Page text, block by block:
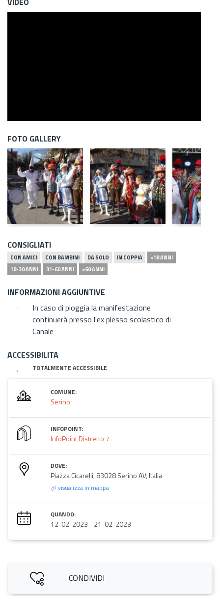
FOTO GALLERY
CONSIGLIATI
CON AMICI CON BAMBINI DA SOLO IN COPPIA
<18 ANNI
18-30 ANNI
31-60 ANNI >60 ANNI
INFORMAZIONI AGGIUNTIVE
In caso di pioggia la manifestazione
continuerà presso l'ex plesso scolastico di
Canale
ACCESSIBILITA
TOTALMENTE ACCESSIBILE
COMUNE:
Serino
INFOPOINT:
InfoPoint Distretto 7
DOVE:
Piazza Cicarelli, 83028 Serino AV, Italia
visualizza in mappa
QUANDO:
12-02-2023 -21-02-2023
CONDIVIDI